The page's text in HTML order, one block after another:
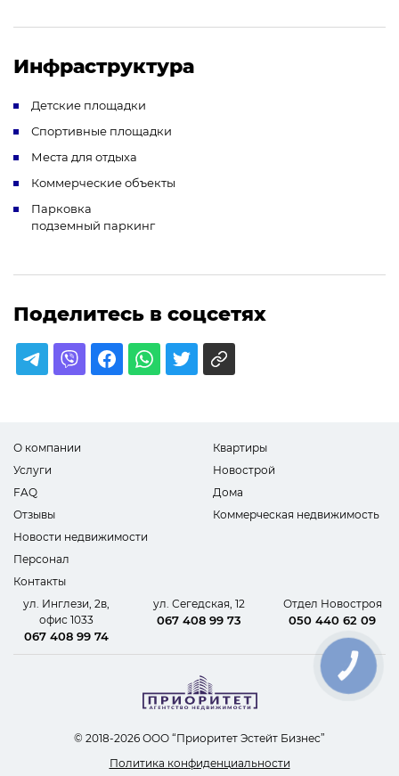
Инфраструктура
Детские площадки
Спортивные площадки
Места для отдыха
Коммерческие объекты
Парковка
подземный паркинг
Поделитесь в соцсетях
О компании
Услуги
FAQ
Отзывы
Новости недвижимости
Персонал
Контакты
Квартиры
Новострой
Дома
Коммерческая недвижимость
ул. Инглези, 2в,
офис 1033
067 408 99 74
ул. Сегедская, 12
067 408 99 73
Отдел Новостроя
050 440 62 09
© 2018-2026 ООО “Приоритет Эстейт Бизнес”
Политика конфиденциальности
КНОПКА
СВЯЗИ